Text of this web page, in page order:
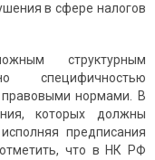
в сфере налогов
структурным
специфичностью
правовыми нормами. В
которых должны
предписания
отметить, что в НК РФ